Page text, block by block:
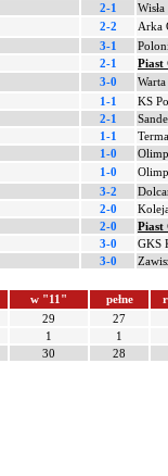
2-1
Wisła
2-2
Arka
3-1
2-1
Piast
3-0
1-1
KS
2-1
1-1
1-0
1-0
3-2
2-0
2-0
Piast
3-0
GKS
3-0
w "11" pełne
29
27
1
1
30 28